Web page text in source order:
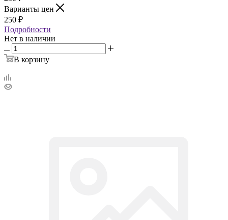
Варианты цен
250 ₽
Подробности
Нет в наличии
В корзину